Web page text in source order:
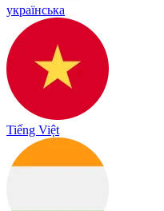
українська
Tiếng Việt